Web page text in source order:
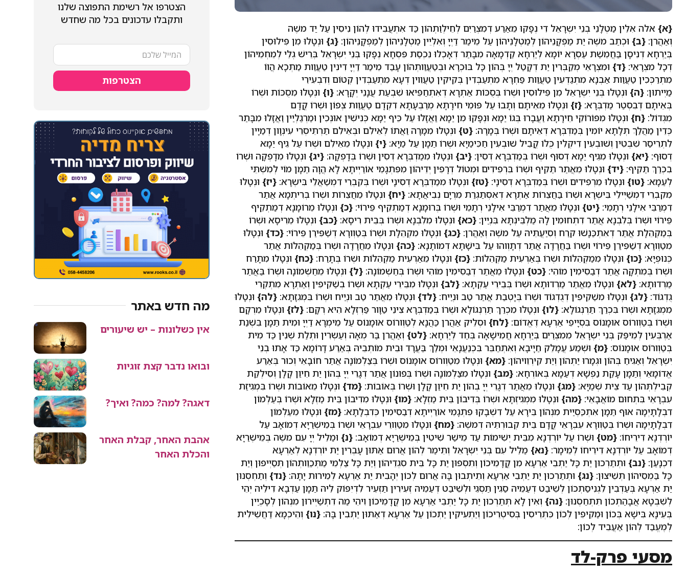
{א} אלה אִלֵין מַטְלָנֵי בְנֵי יִשְרָאֵל דִי נְפָקוּ מֵאַרַע דְמִצְרַיִם לְחֵילְוַתְהוֹן כַּד אִתְעֲבִידוּ לְהוֹן נִיסִין עַל יַד משֶׁה
וְאַהֲרן: {ב} וּכְתַב משֶׁה יַת מַפְקָנֵיהוֹן לְמַטְלָנֵיהוֹן עַל מֵימַר דַיְיָ וְאִלְיֵין מַטְלָנֵיהוֹן לְמַפְקָנֵיהוֹן: {ג} וּנְטָלוּ מִן פִּילוּסִין
בְּיַרְחָא דְנִיסָן בַּחֲמֵשַׁת עַסְרָא יוֹמָא לְיַרְחָא קַדְמָאָה מִבָּתַר דְאָכְלוּ נִכְסַת פִּסְחָא נְפָקוּ בְּנֵי יִשְרָאֵל בְּרֵישׁ גְלֵי לְמֵחְמֵיהוֹן
דְכָל מִצְרָאֵי: {ד} וּמִצְרָאֵי מְקַבְּרִין יַת דְקָטַל יְיָ בְּהוֹן כָּל בּוּכְרָא וּבְטַעֲוַותְהוֹן עָבַד מֵימַר דַיְיָ דִינִין טַעֲוַות מַתְּכָא הֲווֹ
מִתְרַכְּכִין טַעֲוַות אַבְנָא מִתְגַדְעִין טַעֲוַות פַּחְרָא מִתְעַבְּדִין בְּקִיקִין טַעֲוִוין דְעָא מִתְעַבְּדִין קְטוֹם וְדִבְעִירֵי
מַיְיתוּן: {ה} וּנְטָלוּ בְּנֵי יִשְרָאֵל מִן פִּילוּסִין וּשְׁרוֹ בְּסֻכּוֹת אַתְרָא דְאִתְחַפִּיאוּ שִׁבְעַת עֲנָנֵי יְקָרָא: {ו} וּנְטָלוּ מִסֻכּוֹת וּשְׁרוֹ
בְּאֵיתָם דְבִסְטַר מַדְבְּרָא: {ז} וּנְטָלוּ מֵאֵיתָם וְתָבוּ עַל פּוּמֵי חִירָתָא מְרַבְעָתָא דִקְדָם טַעֲוַות צְפוֹן וּשְׁרוֹ קֳדָם
מִגְדוֹל: {ח} וּנְטָלוּ מִפּוֹרוֹקֵי חֵירָתָא וַעֲבָרוּ בְּגוֹ יַמָא וּנְפָקוּ מִן יַמָא וַאֲזָלוּ עַל כֵּיף יַמָא כְּנִישִׁין אוּנְכִין וּמַרְגַלְיַין וַאֲזָלוּ מִבָּתַר
כְּדֵין מַהֲלַךְ תְּלָתָא יוֹמִין בְּמַדְבְּרָא דְאֵיתָם וּשְׁרוֹ בְּמָרָה: {ט} וּנְטָלוּ מִמָרָה וַאֲתוֹ לְאֵילִם וּבְאֵילִם תַּרְתֵּיסְרֵי עִינְוָון דְמַיָין
לִתְרֵיסַר שִׁבְטִין וְשׁוּבְעִין דִיקְלִין כֻּלוֹ קֳבֵיל שׁוּבְעִין חַכִּימַיָא וּשְׁרוֹ תַמָן עַל מַיָא: {י} וּנְטָלוּ מֵאֵילִם וּשְׁרוֹ עַל גֵיף יַמָא
דְסוּף: {יא} וּנְטָלוּ מִגֵיף יַמָא דְסוּף וּשְׁרוֹ בְּמַדְבְּרָא דְסִין: {יב} וּנְטָלוּ מִמַדְבְּרָא דְסִין וּשְׁרוֹ בְּדָפְקָה: {יג} וּנְטָלוּ מִדָפְקָה וּשְׁרוֹ
בִכְרַךְ תַּקִיף: {יד} וּנְטָלוּ מֵאֲתַר תַּקִיף וּשְׁרוֹ בִּרְפִידִים וּמְטוֹל דְרָפִין יְדֵיהוֹן מִפִּתְגָמֵי אוֹרַיְיתָא לָא הֲוָה תַמָן מוֹי לְמִשְׁתֵּי
לְעַמָא: {טו} וּנְטָלוּ מֵרְפִידִים וּשְׁרוֹ בְּמַדְבְּרָא דְסִינָי: {טז} וּנְטָלוּ מִמַדְבְּרָא דְסִינָי וּשְׁרוֹ בְּקִבְרֵי דִמְשַׁאֲלֵי בִּישְרָא: {יז} וּנְטָלוּ
מִקִבְרֵי דִמְשַׁיְילֵי בִּישְרָא וּשְׁרוֹ בַּחֲצֵרוֹת אַתְרָא דְאִסְתַּגְרַת מִרְיָם נְבִיאֲתָא: {יח} וּנְטָלוּ מֵחֲצֵרוֹת וּשְׁרוֹ בְּרִיתְמָא אֲתַר
דִמְרַבֵּי אִילָנֵי רְתָמֵי: {יט} וּנְטָלוּ מֵאֲתַר דִמְרַבֵּי אִילָנֵי רְתָמֵי וּשְׁרוֹ בְּרוּמָנָא דְמַתְקֵיף פֵּירוֹי: {כ} וּנְטָלוּ מֵרוֹמָנָא דְמַתְקֵיף
פֵּירוֹי וּשְׁרוֹ בְּלִבְנָא אֲתַר דִתְחוּמִין לָהּ מַלְבֵּינְתָּא בִּנְיַין: {כא} וּנְטָלוּ מִלִבְנָא וּשְׁרוֹ בְּבֵית רִיסָא: {כב} וּנְטָלוּ מֵרִיסָא וּשְׁרוֹ
בְּמַקְהֵלָת אֲתַר דְאִתְכַּנָשׁוּ קרַח וְסִיַעֲתֵּיהּ עַל משֶׁה וְאַהֲרן: {כג} וּנְטָלוּ מִקְהֵלָת וּשְׁרוֹ בְּטַוְורָא דְשַׁפִּירַן פֵּירוֹי: {כד} וּנְטָלוּ
מִטַוְורָא דְשַׁפִּירַן פֵּירוֹי וּשְׁרוֹ בַּחֲרָדָה אֲתַר דְתָוְוהוּ עַל בִּישָׁתָא דְמוֹתָנָא: {כה} וּנְטָלוּ מֵחֲרָדָה וּשְׁרוֹ בְּמַקְהֵלוֹת אֲתַר
כְּנוּפְיָא: {כו} וּנְטָלוּ מִמַקְהֵלוֹת וּשְׁרוֹ בְּאַרְעִית מַקְהֵלוֹת: {כז} וּנְטָלוּ מֵאַרְעִית מַקְהֵלוֹת וּשְׁרוֹ בְּתָרַח: {כח} וּנְטָלוּ מִתָּרַח
וּשְׁרוֹ בְּמִתְקָה אֲתַר דְבַסִימִין מוֹהִי: {כט} וּנְטָלוּ מֵאֲתַר דְבַסִימִין מוֹהִי וּשְׁרוֹ בְּחַשְׁמוֹנָה: {ל} וּנְטָלוּ מֵחַשְׁמוֹנָה וּשְׁרוֹ בַּאֲתַר
מַרְדוּתָא: {לא} וּנְטָלוּ מֵאֲתַר מַרְדוּתָא וּשְׁרוֹ בְּבֵירֵי עַקְתָא: {לב} וּנְטָלוּ מִבֵּירֵי עַקְתָא וּשְׁרוֹ בְשַׁקִיפִין וְאַתְרָא מִתְקְרֵי
גֻדְגוֹד: {לג} וּנְטָלוּ מִשַׁקִיפִין דְגֻדְגוֹד וּשְׁרוֹ בְּיָטְבַת אֲתַר טַב וּנְיַיח: {לד} וּנְטָלוּ מֵאֲתַר טַב וּנְיַיח וּשְׁרוֹ בִּמְגִזָתָא: {לה} וּנְטָלוּ
מִמְגִזָתָא וּשְׁרוֹ בִּכְרַךְ תַּרְנְגוֹלָא: {לו} וּנְטָלוּ מִכְרַךְ תַּרְנְגוֹלָא וּשְׁרוֹ בְּמַדְבְּרָא צִינֵי טַוָור פַּרְזְלָא הִיא רְקָם: {לז} וּנְטָלוּ מֵרְקָם
וּשְׁרוֹ בְּטַוְורוֹס אוּמָנוֹס בִּסְיָיפֵי אַרְעָא דֶאֱדוֹם: {לח} וּסְלֵיק אַהֲרן כַּהֲנָא לְטַוְורוֹס אוּמָנוֹס עַל מֵימְרָא דַיְיָ וּמִית תַּמָן בִּשְׁנַת
אַרְבְּעִין לְמֵיפַּק בְּנֵי יִשְרָאֵל מִמִצְרַיִם בְּיַרְחָא חֲמִישָׁאָה בְּחַד לְיַרְחָא: {לט} וְאַהֲרן בַּר מְאָה וְעַשְרִין וּתְלַת שְׁנִין כַּד מִית
בְּטַוְורוֹס אוּמָנוֹס: {מ} וּשְׁמַע עֲמָלֵק חַיָיבָא וְאִתְחַבֵּר בִּכְנַעֲנָאֵי וּמְלַךְ בַּעֲרָד וּבֵית מוֹתְבֵיהּ בְּאַרַע דָרוֹמָא כַּד אָתוּ בְנֵי
יִשְרָאֵל וְאַגִיחַ בְּהוֹן וּגְמָרוּ יַתְהוֹן וְיַת קִירְוֵויהוֹן: {מא} וּנְטָלוּ מִטַוְורוֹס אוּמָנוֹס וּשְׁרוֹ בְּצַלְמוֹנָה אֲתַר חוֹבָאֵי וְכוּר בְּאַרַע
אֱדוֹמָאֵי וְתַמָן עָקַת נַפְשָׁא דְעַמָא בְּאוֹרְחָא: {מב} וּנְטָלוּ מִצַלְמוֹנָה וּשְׁרוֹ בְּפוּנוֹן אֲתַר דְגָרֵי יְיָ בְּהוֹן יַת חֵיוַן קָלָן וְסִילְקַת
קְבֵילְתְּהוֹן עַד צֵית שְׁמַיָא: {מג} וּנְטָלוּ מֵאֲתַר דְגָרֵי יְיָ בְהוֹן יַת חֵיוַן קָלָן וּשְׁרוֹ בְּאוֹבוֹת: {מד} וּנְטָלוּ מֵאוֹבוֹת וּשְׁרוֹ בִּמְגִיזַת
עִבְרָאֵי בִּתְחוּם מוֹאֲבָאֵי: {מה} וּנְטָלוּ מִמְגִיזְתָּא וּשְׁרוֹ בְּדִיבוֹן בֵּית מַזְלָא: {מו} וּנְטָלוּ מִדִיבוֹן בֵּית מַזְלָא וּשְׁרוֹ בְּעַלְמוֹן
דִבְלָתָיְמָה אוּף תַּמָן אִתְכַּסְיַית מִנְהוֹן בֵּירָא עַל דִשְׁבָקוּ פִתְגָמֵי אוֹרַיְיתָא דְבַסִימִין כְּדִבְלָתָא: {מז} וּנְטָלוּ מֵעַלְמוֹן
דִבְלָתָיְמָה וּשְׁרוֹ בְּטַוְורָא עִבְרָאֵי קֳדָם בֵּית קְבוּרְתֵּיהּ דְמשֶׁה: {מח} וּנְטָלוּ מִטַוְורֵי עִבְרָאֵי וּשְׁרוֹ בְּמֵישְׁרַיָא דְמוֹאָב עַל
יוֹרְדְנָא דִירֵיחוֹ: {מט} וּשְׁרוֹ עַל יוֹרְדְנָא מִבֵּית יְשִׁימוֹת עַד מֵישַׁר שִׁיטִין בְּמֵישְׁרַיָא דְמוֹאָב: {נ} וּמַלֵיל יְיָ עִם משֶׁה בְּמֵישְׁרַיָא
דְמוֹאָב עַל יוֹרְדְנָא דִירֵיחוֹ לְמֵימָר: {נא} מַלֵיל עִם בְּנֵי יִשְרָאֵל וְתֵימַר לְהוֹן אֲרוּם אַתּוּן עָבְרִין יַת יוֹרְדְנָא לְאַרְעָא
דִכְנָעַן: {נב} וּתְתַרְכוּן יַת כָּל יַתְבֵי אַרְעָא מִן קֳדָמֵיכוֹן וְתִסְפוּן יַת כָּל בֵּית סִגְדֵיהוֹן וְיַת כָּל צַלְמֵי מַתְּכַוַותְהוֹן תְּסַיְיפוּן וְיַת
כָּל בַּמְסֵיהוֹן תְּשֵׁיצוּן: {נג} וּתְתַרְכוּן יַת יַתְבֵי אַרְעָא וְתֵיתְבוּן בָּהּ אֲרוּם לְכוֹן יְהָבִית יַת אַרְעָא לְמֵירוּת יָתָהּ: {נד} וְתַחְסְנוּן
יַת אַרְעָא בְּעַדְבִין לִגְנִיסַתְכוֹן לְשֵׁיבַט דְעַמֵיהּ סַגִין תַּסְגֵי וּלְשֵׁיבַט דְעַמֵיהּ זְעִירִין תַּזְעֵיר לִדְיִפּוֹק לֵיהּ תַּמָן עַדְבָא דִילֵיהּ יְהֵי
לְשִׁבְטָא אֲבָהַתְכוֹן תִּתְחַסְנוּן: {נה} וְאִין לָא תְּתַרְכוּן יַת כָּל יַתְבֵי אַרְעָא מִן קֳדָמֵיכוֹן וִיהֵי מַה דִתְשַׁיְירוּן מִנְהוֹן לְסָכְיַין
בְּעֵינָא בִּישָׁא בְּכוֹן וּמַקִיפִין לְכוֹן כִּתְרֵיסִין בְּסִיטְרֵיכוֹן וְיַתְעִיקִין יַתְכוֹן עַל אַרְעָא דְאַתּוּן יַתְבִין בָּהּ: {נו} וְהֵיכְמָא דַחֲשֵׁילִית
לְמֶעֱבַד לְהוֹן אַעֲבֵיד לְכוֹן:
מסעי פרק-לד
הצטרפו אל רשימת התפוצה שלנו
ותקבלו עדכונים בכל מה שחדש
הצטרפות
מה חדש באתר
אין כשלונות – יש שיעורים
ובואו נדבר קצת זוגיות
דאגה? למה? כמה? ואיך?
אהבת האחר, קבלת האחר
והכלת האחר